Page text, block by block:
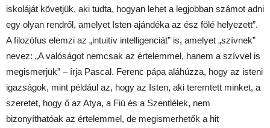
iskoláját követjük, aki tudta, hogyan lehet a legjobban számot adni
egy olyan rendről, amelyet Isten ajándéka az ész fölé helyezett”.
A filozófus elemzi az „intuitív intelligenciát” is, amelyet „szívnek”
nevez: „A valóságot nemcsak az értelemmel, hanem a szívvel is
megismerjük” – írja Pascal. Ferenc pápa aláhúzza, hogy az isteni
igazságok, mint például az, hogy az Isten, aki teremtett minket, a
szeretet, hogy ő az Atya, a Fiú és a Szentlélek, nem
bizonyíthatóak az értelemmel, de megismerhetők a hit